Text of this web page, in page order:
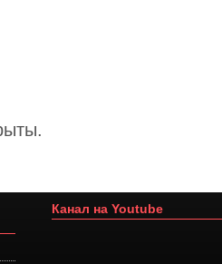
Канал на Youtube